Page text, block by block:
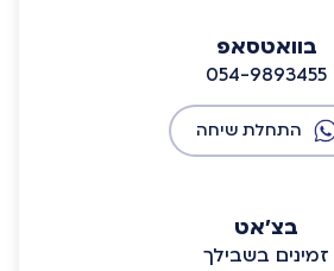
בוואטסאפ
054-9893455
התחלת שיחה
בצ'אט
זמינים בשבילך